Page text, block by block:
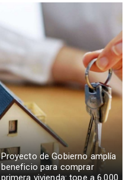
Proyecto de Gobierno amplía
beneficio para comprar
primera vivienda: tope a 6.000